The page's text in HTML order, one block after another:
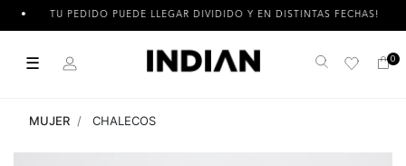
TU PEDIDO PUEDE LLEGAR DIVIDIDO Y EN DISTINTAS FECHAS!
☰ Buscar 0
MUJER CHALECOS